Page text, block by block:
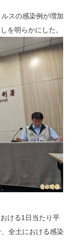
スの感染例が増加
を明らかにした。
ける1日当たり平
全土における感染